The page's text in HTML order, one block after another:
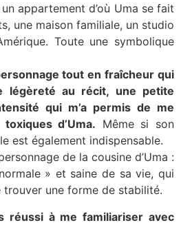
appartement d’où Uma se fait
une maison familiale, un studio
Toute une symbolique
tout en fraîcheur qui
légèreté au récit, une petite
qui m’a permis de me
d’Uma. Même si son
est également indispensable.
de la cousine d’Uma :
» et saine de sa vie, qui
une forme de stabilité.
réussi à me familiariser avec